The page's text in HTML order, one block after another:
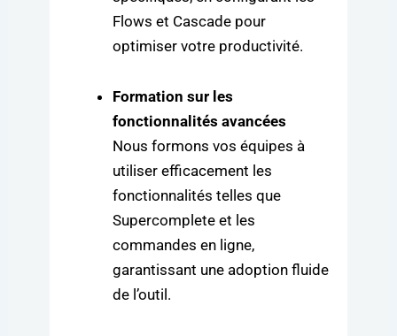
Flows et Cascade pour
optimiser votre productivité.
Formation sur les
fonctionnalités avancées
Nous formons vos équipes à
utiliser efficacement les
fonctionnalités telles que
Supercomplete et les
commandes en ligne,
garantissant une adoption fluide
de l’outil.